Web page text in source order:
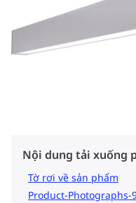
Nội dung tải xuống
Tờ rơi về sản phẩm
Product-Photographs-